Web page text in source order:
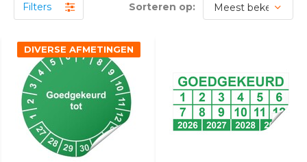
Filters Sorteren op:
DIVERSE AFMETINGEN